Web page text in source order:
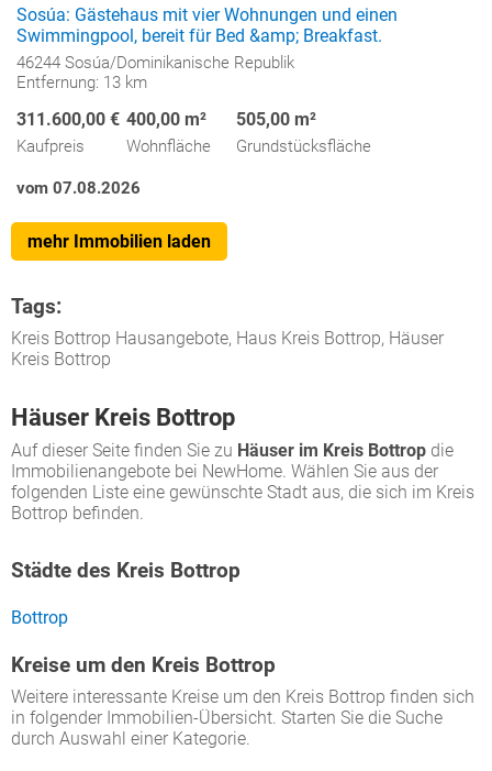
Sosúa: Gästehaus mit vier Wohnungen und einen
Swimmingpool, bereit für Bed &amp; Breakfast.
46244 Sosúa/Dominikanische Republik
Entfernung: 13 km
311.600,00 €
Kaufpreis
400,00 m²
Wohnfläche
505,00 m²
Grundstücksfläche
vom 07.08.2026
mehr Immobilien laden
Tags:
Kreis Bottrop Hausangebote, Haus Kreis Bottrop, Häuser
Kreis Bottrop
Häuser Kreis Bottrop
Auf dieser Seite finden Sie zu Häuser im Kreis Bottrop die
Immobilienangebote bei NewHome. Wählen Sie aus der
folgenden Liste eine gewünschte Stadt aus, die sich im Kreis
Bottrop befinden.
Städte des Kreis Bottrop
Bottrop
Kreise um den Kreis Bottrop
Weitere interessante Kreise um den Kreis Bottrop finden sich
in folgender Immobilien-Übersicht. Starten Sie die Suche
durch Auswahl einer Kategorie.